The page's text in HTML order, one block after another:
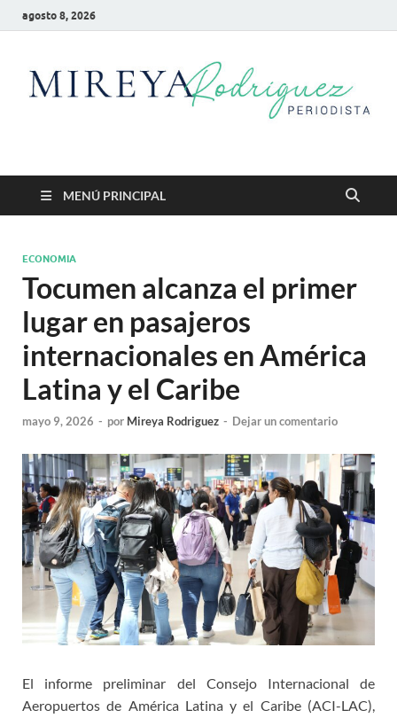
agosto 8, 2026
Mireya Rodriguez
MENÚ PRINCIPAL
ECONOMIA
Tocumen alcanza el primer
lugar en pasajeros
internacionales en América
Latina y el Caribe
mayo 9, 2026 - por Mireya Rodriguez - Dejar un comentario
El informe preliminar del Consejo Internacional de
Aeropuertos de América Latina y el Caribe (ACI-LAC),